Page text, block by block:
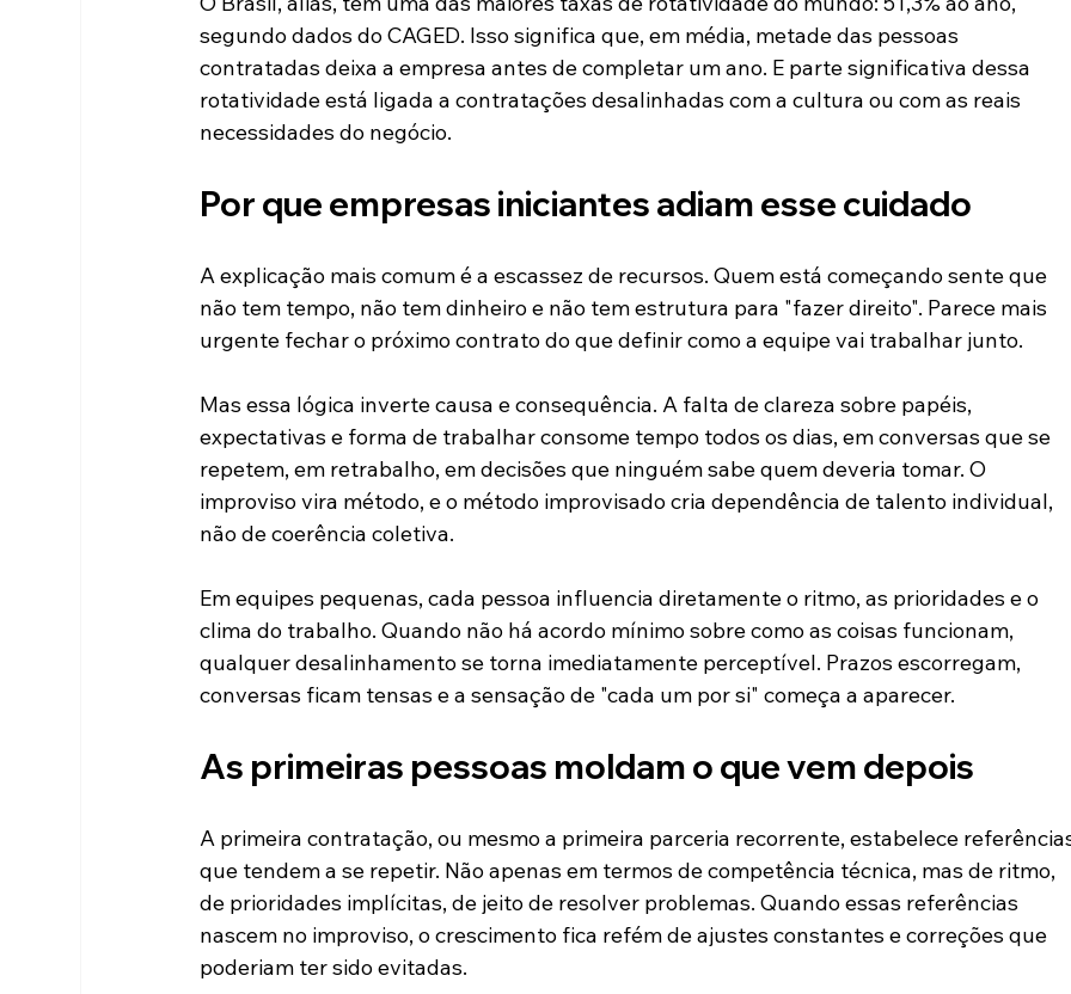
segundo dados do CAGED. Isso significa que, em média, metade das pessoas
contratadas deixa a empresa antes de completar um ano. E parte significativa dessa
rotatividade está ligada a contratações desalinhadas com a cultura ou com as reais
necessidades do negócio.
Por que empresas iniciantes adiam esse cuidado
A explicação mais comum é a escassez de recursos. Quem está começando sente que
não tem tempo, não tem dinheiro e não tem estrutura para "fazer direito". Parece mais
urgente fechar o próximo contrato do que definir como a equipe vai trabalhar junto.
Mas essa lógica inverte causa e consequência. A falta de clareza sobre papéis,
expectativas e forma de trabalhar consome tempo todos os dias, em conversas que se
repetem, em retrabalho, em decisões que ninguém sabe quem deveria tomar. O
improviso vira método, e o método improvisado cria dependência de talento individual,
não de coerência coletiva.
Em equipes pequenas, cada pessoa influencia diretamente o ritmo, as prioridades e o
clima do trabalho. Quando não há acordo mínimo sobre como as coisas funcionam,
qualquer desalinhamento se torna imediatamente perceptível. Prazos escorregam,
conversas ficam tensas e a sensação de "cada um por si" começa a aparecer.
As primeiras pessoas moldam o que vem depois
A primeira contratação, ou mesmo a primeira parceria recorrente, estabelece
que tendem a se repetir. Não apenas em termos de competência técnica, mas de ritmo,
de prioridades implícitas, de jeito de resolver problemas. Quando essas referências
nascem no improviso, o crescimento fica refém de ajustes constantes e correções que
poderiam ter sido evitadas.